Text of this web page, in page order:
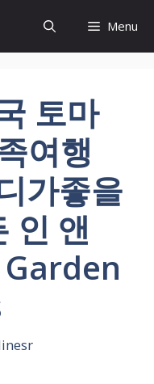
Menu
토마
여행
가좋을
인 앤